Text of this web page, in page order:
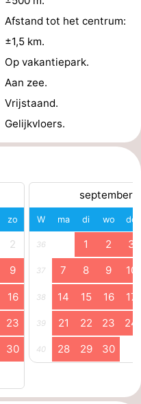
Afstand tot het centrum:
±1,5 km.
Op vakantiepark.
Aan zee.
Vrijstaand.
Gelijkvloers.
zo
2
9
16
23
30
september
W ma di wo do
36 1 2 3
37 7 8 9 10
38 14 15 16 17
39 21 22 23 24
40 28 29 30